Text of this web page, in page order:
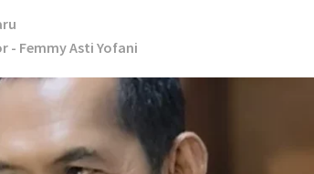
- Femmy Asti Yofani